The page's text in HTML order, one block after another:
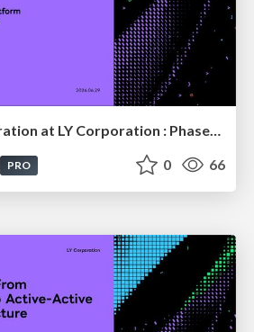
Business ID Integration at LY Corporation : Phased Migration for a B2B authentication platform with Tens of Millions of Users
PRO 0 66